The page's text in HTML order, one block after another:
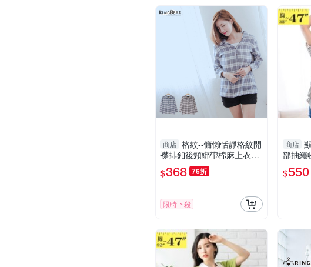
商店 格紋--慵懶恬靜格紋開
襟排釦後頸綁帶棉麻上衣
(咖.藍XL-5L)-I166眼圈熊中
大尺碼
$368 76折
限時下殺
商店
部抽繩
(黑.綠
大尺碼
$550